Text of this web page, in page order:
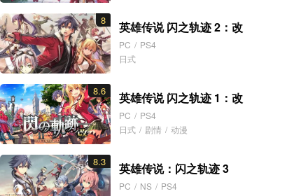
8 英雄传说 闪之轨迹 2：改
PC / PS4
日式
8.6 英雄传说 闪之轨迹 1：改
PC / PS4
日式 / 剧情 / 动漫
8.3 英雄传说：闪之轨迹 3
PC / NS / PS4